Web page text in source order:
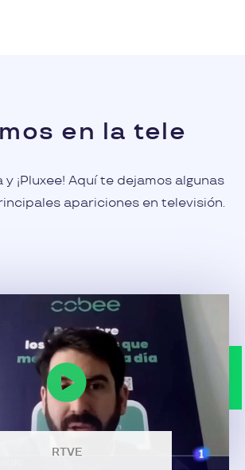
en la tele
y ¡Pluxee! Aquí te dejamos algunas
apariciones en televisión.
RTVE